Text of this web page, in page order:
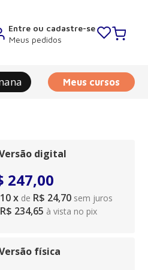
Entre ou cadastre-se
Meus pedidos
Meus cursos
digital
247,00
10x de R$ 24,70 sem juros
R$ 234,65 à vista no pix
física